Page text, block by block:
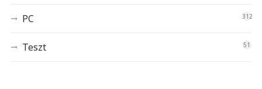
PC 312
Teszt 51